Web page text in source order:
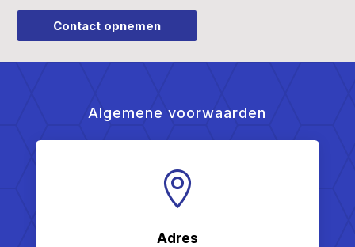
Contact opnemen
Algemene voorwaarden

Adres